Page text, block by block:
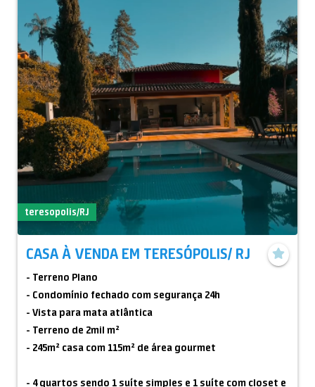
teresopolis/RJ
CASA À VENDA EM TERESÓPOLIS/ RJ
- Terreno Plano
- Condomínio fechado com segurança 24h
- Vista para mata atlântica
- Terreno de 2mil m²
- 245m² casa com 115m² de área gourmet
- 4 quartos sendo 1 suíte simples e 1 suíte com closet e